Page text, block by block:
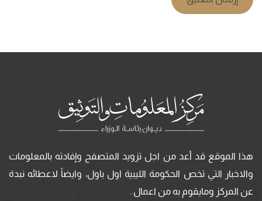
هذا الموقع قد أعد من اجل تزويد المتصفح وإفادته بالمعلومات
والاخبار التي تخص الحكومة الليبية اول باول، وايضاً لاعطائه نبدة
عن المركز ومايقوم به من اعمال .